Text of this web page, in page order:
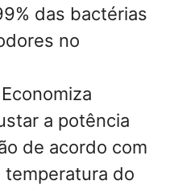
das bactérias
no
Economiza
a potência
de acordo com
temperatura do